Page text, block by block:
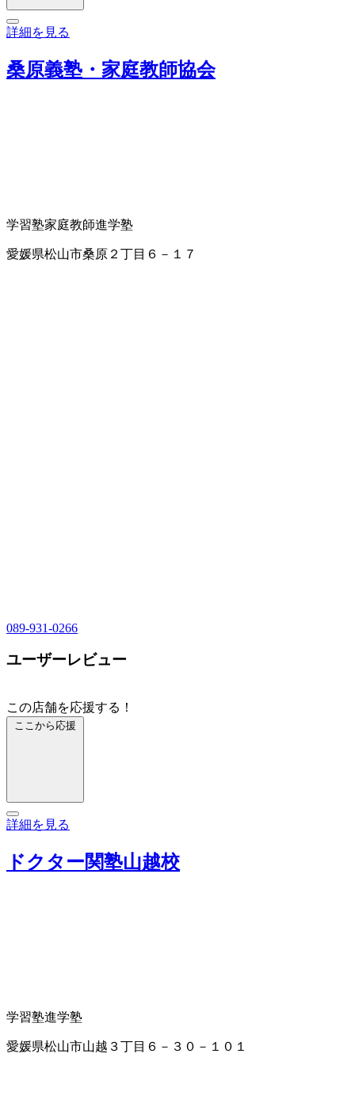
詳細を見る
桑原義塾・家庭教師協会
学習塾家庭教師進学塾
愛媛県松山市桑原２丁目６－１７
089-931-0266
ユーザーレビュー
この店舗を応援する！
ここから応援
詳細を見る
ドクター関塾山越校
学習塾進学塾
愛媛県松山市山越３丁目６－３０－１０１